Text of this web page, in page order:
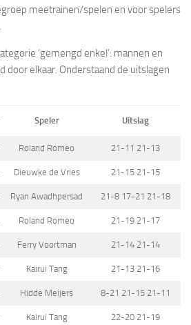
meetrainen/spelen en voor spelers
‘gemengd enkel’: mannen en
door elkaar. Onderstaand de uitslagen
Speler Uitslag
Roland Romeo 21-11 21-13
Dieuwke de Vries 21-15 21-15
Ryan Awadhpersad 21-8 17-21 21-18
Roland Romeo 21-19 21-17
Ferry Voortman 21-14 21-14
Kairui Tang 21-13 21-16
Hidde Meijers 8-21 21-15 21-11
Kairui Tang 22-20 21-19